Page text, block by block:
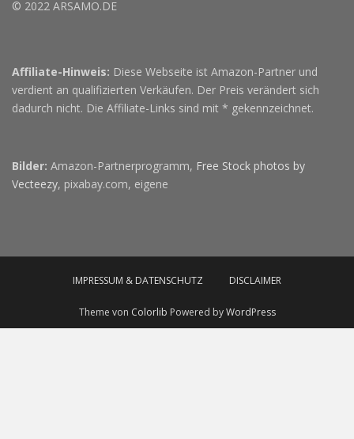
© 2022 ARSAMO.DE
Affiliate-Hinweis: Diese Webseite ist Amazon-Partner und
verdient an qualifizierten Verkäufen. Der Preis verändert sich
dadurch nicht. Die Affiliate-Links sind mit * gekennzeichnet.
Bilder: Amazon-Partnerprogramm, Free Stock photos by
Vecteezy, pixabay.com, eigene
IMPRESSUM & DATENSCHUTZ DISCLAIMER
Theme von Colorlib Powered byWordPress